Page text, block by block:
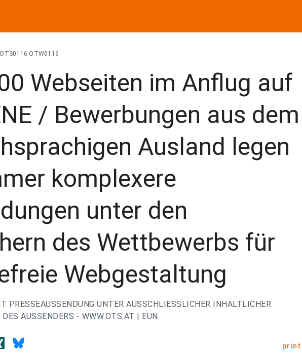
OTS0116 OTW0116
Webseiten im Anflug auf
/ Bewerbungen aus dem
Ausland legen
komplexere
unter den
des Wettbewerbs für
Webgestaltung
PRESSEAUSSENDUNG UNTER AUSSCHLIESSLICHER INHALTLICHER
AUSSENDERS - WWW.OTS.AT | EUN
print